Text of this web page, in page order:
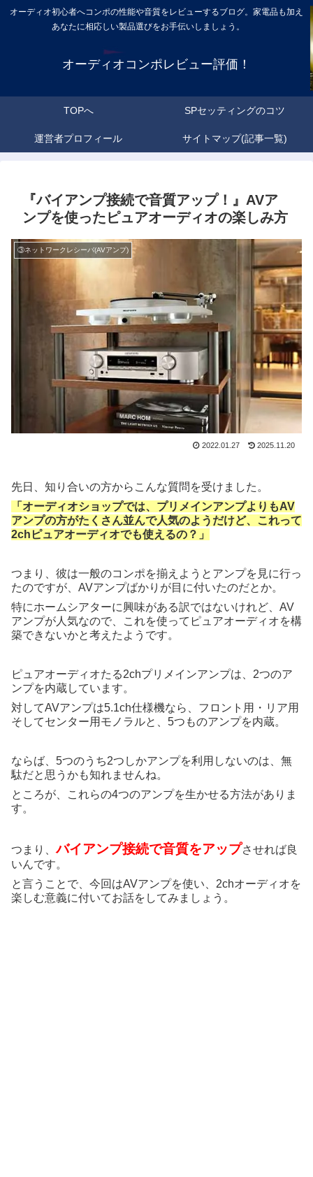
オーディオ初心者へコンポの性能や音質をレビューするブログ。家電品も加え
あなたに相応しい製品選びをお手伝いしましょう。
オーディオコンポレビュー評価！
TOPへ SPセッティングのコツ
運営者プロフィール サイトマップ(記事一覧)
『バイアンプ接続で音質アップ！』AVア
ンプを使ったピュアオーディオの楽しみ方
③ネットワークレシーバ(AVアンプ)
2022.01.27 2025.11.20
先日、知り合いの方からこんな質問を受けました。
「オーディオショップでは、プリメインアンプよりもAV
アンプの方がたくさん並んで人気のようだけど、これって
2chピュアオーディオでも使えるの？」
つまり、彼は一般のコンポを揃えようとアンプを見に行っ
たのですが、AVアンプばかりが目に付いたのだとか。
特にホームシアターに興味がある訳ではないけれど、AV
アンプが人気なので、これを使ってピュアオーディオを構
築できないかと考えたようです。
ピュアオーディオたる2chプリメインアンプは、2つのア
ンプを内蔵しています。
対してAVアンプは5.1ch仕様機なら、フロント用・リア用
そしてセンター用モノラルと、5つものアンプを内蔵。
ならば、5つのうち2つしかアンプを利用しないのは、無
駄だと思うかも知れませんね。
ところが、これらの4つのアンプを生かせる方法がありま
す。
つまり、バイアンプ接続で音質をアップさせれば良
いんです。
と言うことで、今回はAVアンプを使い、2chオーディオを
楽しむ意義に付いてお話をしてみましょう。